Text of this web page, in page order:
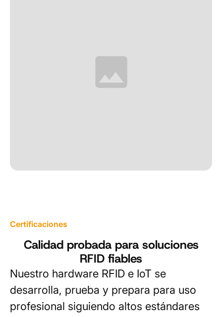
Certificaciones
Calidad probada para soluciones
RFID fiables
Nuestro hardware RFID e IoT se
desarrolla, prueba y prepara para uso
profesional siguiendo altos estándares